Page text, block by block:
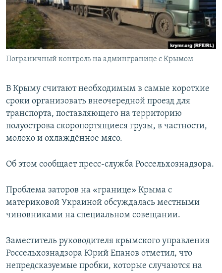
ПОБЕДИТЕЛЕЙ НЕ СУДЯТ?
КРЫМ.НЕПОКОРЕННЫЙ
ELIFBE
УКРАИНСКАЯ ПРОБЛЕМА КРЫМА
ПРИСОЕДИНЯЙТЕСЬ!
Пограничный контроль на админгранице с Крымом
В Крыму считают необходимым в самые короткие
сроки организовать внеочередной проезд для
транспорта, поставляющего на территорию
полуострова скоропортящиеся грузы, в частности,
молоко и охлаждённое мясо.
Об этом сообщает пресс-служба Россельхознадзора.
Проблема заторов на «границе» Крыма с
материковой Украиной обсуждалась местными
чиновниками на специальном совещании.
Заместитель руководителя крымского управления
Россельхознадзора Юрий Епанов отметил, что
непредсказуемые пробки, которые случаются на